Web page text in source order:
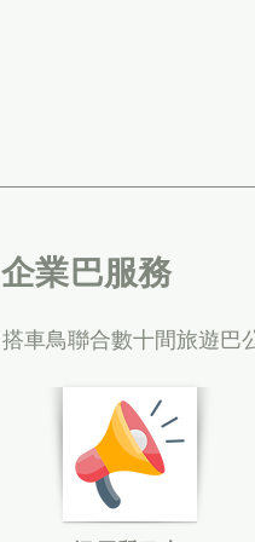
​企業巴服務
搭車鳥聯合數十間旅遊巴